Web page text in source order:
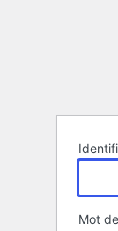
Mot